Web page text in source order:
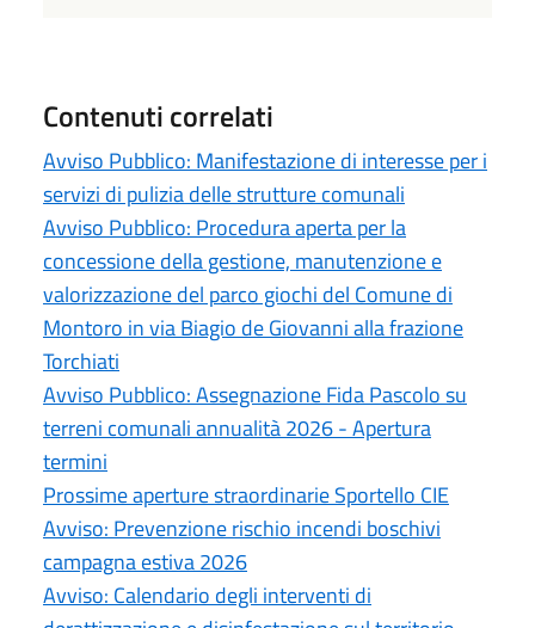
Contenuti correlati
Avviso Pubblico: Manifestazione di interesse per i
servizi di pulizia delle strutture comunali
Avviso Pubblico: Procedura aperta per la
concessione della gestione, manutenzione e
valorizzazione del parco giochi del Comune di
Montoro in via Biagio de Giovanni alla frazione
Torchiati
Avviso Pubblico: Assegnazione Fida Pascolo su
terreni comunali annualità 2026 - Apertura
termini
Prossime aperture straordinarie Sportello CIE
Avviso: Prevenzione rischio incendi boschivi
campagna estiva 2026
Avviso: Calendario degli interventi di